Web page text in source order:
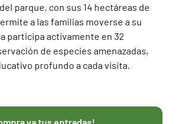
parque, con sus 14 hectáreas de
a las familias moverse a su
participa activamente en 32
de especies amenazadas,
profundo a cada visita.